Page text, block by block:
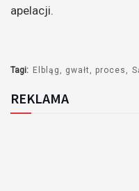
apelacji.
Tagi: Elbląg gwałt proces
REKLAMA